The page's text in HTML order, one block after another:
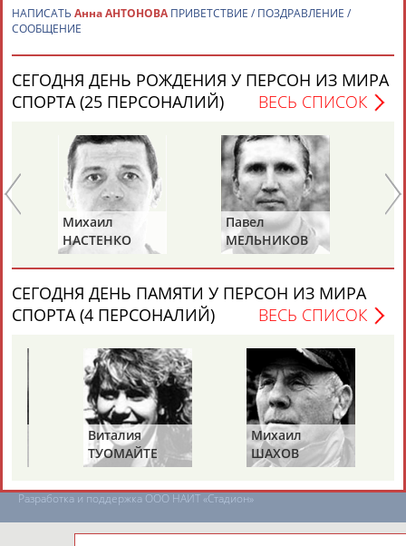
Россиянин Артем Набиулин выиграл этап Кубка Франции по
ски-кроссу
...ция). 4.Анна Антонова. 5. Екатерина Мальцева…7.
(Проект:Информационное агентство СТАДИОН)
22.12.2015
ТАБЛО АКТИВНОСТИ
Вопросы сотрудничества и совместной деятельностиinform@infosport.ru
Стадион, 1998-2026
Разработка и поддержка ООО НАИТ «Стадион»
Адресов в новостной рассылке: 996
Подпишись
НАПИСАТЬ Анна АНТОНОВА ПРИВЕТСТВИЕ / ПОЗДРАВЛЕНИЕ /
СООБЩЕНИЕ
СЕГОДНЯ ДЕНЬ РОЖДЕНИЯ У ПЕРСОН ИЗ МИРА
СПОРТА (25 ПЕРСОНАЛИЙ)
ВЕСЬ СПИСОК
Михаил
НАСТЕНКО
Павел
МЕЛЬНИКОВ
СЕГОДНЯ ДЕНЬ ПАМЯТИ У ПЕРСОН ИЗ МИРА
СПОРТА (4 ПЕРСОНАЛИЙ)
ВЕСЬ СПИСОК
Виталия
ТУОМАЙТЕ
Михаил
ШАХОВ